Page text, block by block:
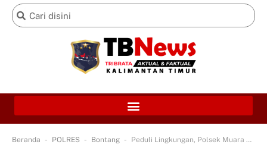
Beranda - POLRES - Bontang - Peduli Lingkungan, Polsek Muara Badak Gelar Bersih-Bersih Pesisir